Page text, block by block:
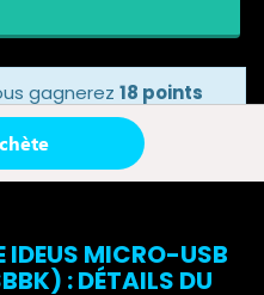
gagnerez 18 points
de fidélité.
points bonus
IDEUS MICRO-USB
: DÉTAILS DU